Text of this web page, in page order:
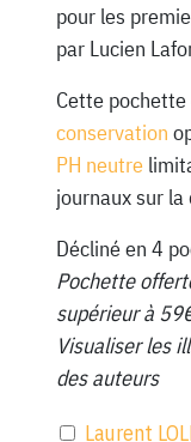
pour les
par Lucien
Cette pochette
conservation
PH neutre
journaux sur la
Décliné en 4
Pochette
supérieur à
Visualiser les
des auteurs
Laurent